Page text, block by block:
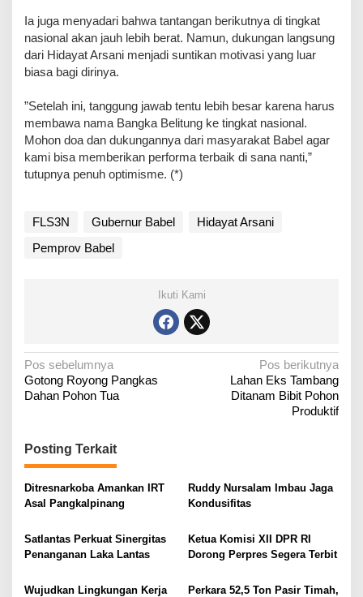
​Ia juga menyadari bahwa tantangan berikutnya di tingkat
nasional akan jauh lebih berat. Namun, dukungan langsung
dari Hidayat Arsani menjadi suntikan motivasi yang luar
biasa bagi dirinya.
​”Setelah ini, tanggung jawab tentu lebih besar karena harus
membawa nama Bangka Belitung ke tingkat nasional.
Mohon doa dan dukungannya dari masyarakat Babel agar
kami bisa memberikan performa terbaik di sana nanti,”
tutupnya penuh optimisme. (*)
FLS3N Gubernur Babel
Hidayat Arsani
Pemprov Babel
Ikuti Kami
N
a
g
a
s
i
p
o
Pos sebelumnya
Gotong Royong Pangkas
Dahan Pohon Tua
Pos berikutnya
Lahan Eks Tambang
Ditanam Bibit Pohon
Produktif
Posting Terkait
Ditresnarkoba Amankan IRT
Asal Pangkalpinang
Ruddy Nursalam Imbau Jaga
Kondusifitas
Satlantas Perkuat Sinergitas
Penanganan Laka Lantas
Ketua Komisi XII DPR RI
Dorong Perpres Segera Terbit
Wujudkan Lingkungan Kerja Perkara 52,5 Ton Pasir Timah,